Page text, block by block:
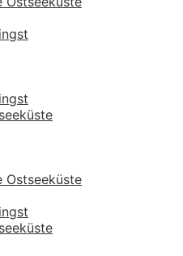
Ostseeküste